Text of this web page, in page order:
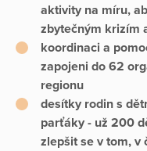
aktivity na míru,
zbytečným krizím
koordinaci a
zapojeni do 62
regionu
desítky rodin s
parťáky - už 200
zlepšit se v tom, v